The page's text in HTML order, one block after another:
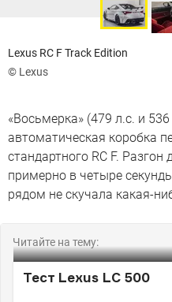
Lexus RC F Track Edition
© Lexus
«Восьмерка» (479 л.с. и
автоматическая коробка
стандартного RC F.
примерно в четыре
рядом не скучала какая-
Читайте на тему:
Тест Lexus LC 500